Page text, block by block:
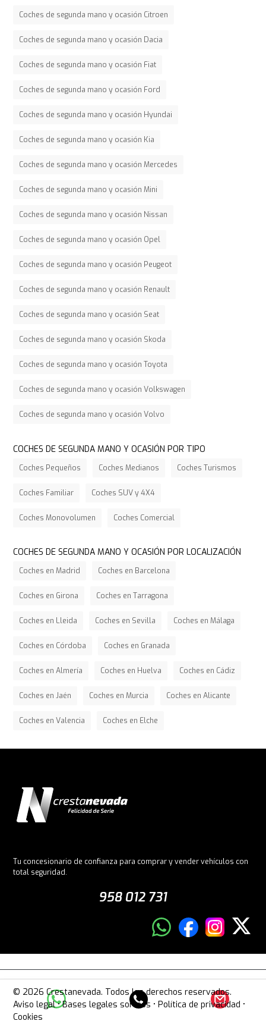
Coches de segunda mano y ocasión Citroen
Coches de segunda mano y ocasión Dacia
Coches de segunda mano y ocasión Fiat
Coches de segunda mano y ocasión Ford
Coches de segunda mano y ocasión Hyundai
Coches de segunda mano y ocasión Kia
Coches de segunda mano y ocasión Mercedes
Coches de segunda mano y ocasión Mini
Coches de segunda mano y ocasión Nissan
Coches de segunda mano y ocasión Opel
Coches de segunda mano y ocasión Peugeot
Coches de segunda mano y ocasión Renault
Coches de segunda mano y ocasión Seat
Coches de segunda mano y ocasión Skoda
Coches de segunda mano y ocasión Toyota
Coches de segunda mano y ocasión Volkswagen
Coches de segunda mano y ocasión Volvo
COCHES DE SEGUNDA MANO Y OCASIÓN POR TIPO
Coches Pequeños Coches Medianos Coches Turismos
Coches Familiar Coches SUV y 4X4
Coches Monovolumen Coches Comercial
COCHES DE SEGUNDA MANO Y OCASIÓN POR LOCALIZACIÓN
Coches en Madrid Coches en Barcelona
Coches en Girona Coches en Tarragona
Coches en Lleida Coches en Sevilla Coches en Málaga
Coches en Córdoba Coches en Granada
Coches en Almería Coches en Huelva Coches en Cádiz
Coches en Jaén Coches en Murcia Coches en Alicante
Coches en Valencia Coches en Elche
Tu concesionario de confianza para comprar y vender vehículos con
total seguridad.
958 012 731
© 2026 Crestanevada. Todos los derechos reservados.
Aviso legal•Bases legales sorteos •Política de privacidad •
Cookies